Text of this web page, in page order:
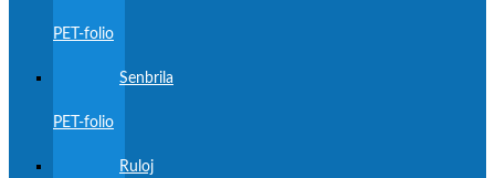
PET-folio
Senbrila
PET-folio
Ruloj